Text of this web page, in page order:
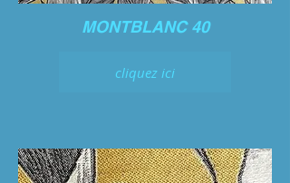
MONTBLANC 40
cliquez ici